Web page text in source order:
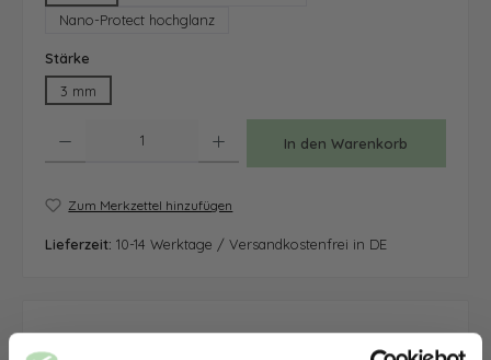
Nano-Protect hochglanz
Stärke
3 mm
In den Warenkorb
Zum Merkzettel hinzufügen
Lieferzeit: 10-14 Werktage / Versandkostenfrei in DE